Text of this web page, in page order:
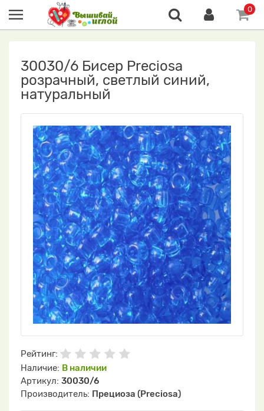
0
30030/6 Бисер Preciosa
розрачный, светлый синий,
натуральный
Рейтинг:
Наличие: В наличии
Артикул: 30030/6
Производитель: Прециоза (Preciosa)